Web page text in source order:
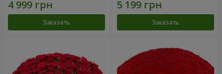
Заказать Заказать